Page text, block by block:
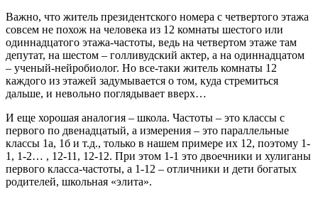
Важно, что житель президентского номера с четвертого этажа
совсем не похож на человека из 12 комнаты шестого или
одиннадцатого этажа-частоты, ведь на четвертом этаже там
депутат, на шестом – голливудский актер, а на одиннадцатом
– ученый-нейробиолог. Но все-таки житель комнаты 12
каждого из этажей задумывается о том, куда стремиться
дальше, и невольно поглядывает вверх…
И еще хорошая аналогия – школа. Частоты – это классы с
первого по двенадцатый, а измерения – это параллельные
классы 1а, 1б и т.д., только в нашем примере их 12, поэтому 1-
1, 1-2… , 12-11, 12-12. При этом 1-1 это двоечники и хулиганы
первого класса-частоты, а 1-12 – отличники и дети богатых
родителей, школьная «элита».